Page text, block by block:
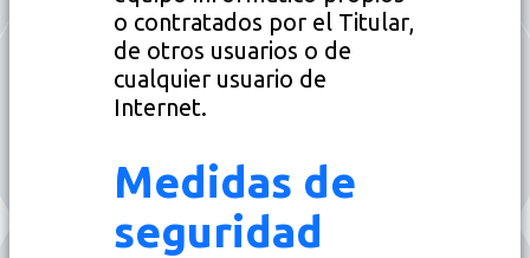
o contratados por el Titular,
de otros usuarios o de
cualquier usuario de
Internet.
Medidas de
seguridad